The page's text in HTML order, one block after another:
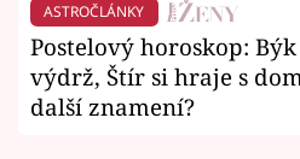
ASTROČLÁNKY
Postelový horoskop:
výdrž, Štír si hraje s
další znamení?